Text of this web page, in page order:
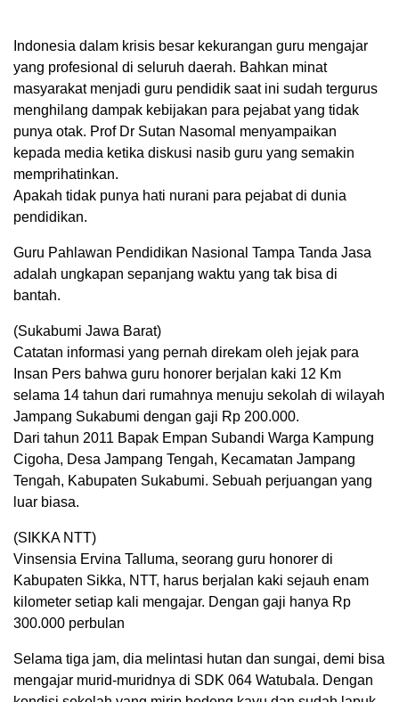
Indonesia dalam krisis besar kekurangan guru mengajar
yang profesional di seluruh daerah. Bahkan minat
masyarakat menjadi guru pendidik saat ini sudah tergurus
menghilang dampak kebijakan para pejabat yang tidak
punya otak. Prof Dr Sutan Nasomal menyampaikan
kepada media ketika diskusi nasib guru yang semakin
memprihatinkan.
Apakah tidak punya hati nurani para pejabat di dunia
pendidikan.
Guru Pahlawan Pendidikan Nasional Tampa Tanda Jasa
adalah ungkapan sepanjang waktu yang tak bisa di
bantah.
(Sukabumi Jawa Barat)
Catatan informasi yang pernah direkam oleh jejak para
Insan Pers bahwa guru honorer berjalan kaki 12 Km
selama 14 tahun dari rumahnya menuju sekolah di wilayah
Jampang Sukabumi dengan gaji Rp 200.000.
Dari tahun 2011 Bapak Empan Subandi Warga Kampung
Cigoha, Desa Jampang Tengah, Kecamatan Jampang
Tengah, Kabupaten Sukabumi. Sebuah perjuangan yang
luar biasa.
(SIKKA NTT)
Vinsensia Ervina Talluma, seorang guru honorer di
Kabupaten Sikka, NTT, harus berjalan kaki sejauh enam
kilometer setiap kali mengajar. Dengan gaji hanya Rp
300.000 perbulan
Selama tiga jam, dia melintasi hutan dan sungai, demi bisa
mengajar murid-muridnya di SDK 064 Watubala. Dengan